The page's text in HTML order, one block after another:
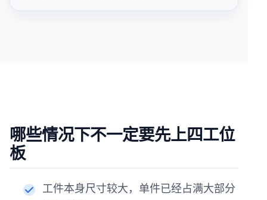
哪些情况下不一定要先上四工位
板
工件本身尺寸较大，单件已经占满大部分